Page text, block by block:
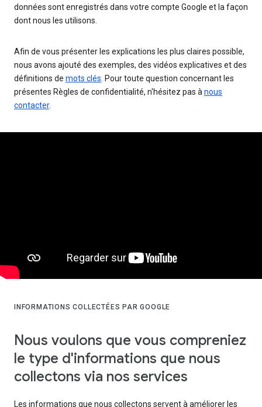
données sont enregistrés dans votre compte Google et la façon
dont nous les utilisons.
Afin de vous présenter les explications les plus claires possible,
nous avons ajouté des exemples, des vidéos explicatives et des
définitions de mots clés . Pour toute question concernant les
présentes Règles de confidentialité, n'hésitez pas à nous
contacter.
INFORMATIONS COLLECTÉES PAR GOOGLE
Nous voulons que vous compreniez
le type d'informations que nous
collectons via nos services
Les informations que nous collectons servent à améliorer les